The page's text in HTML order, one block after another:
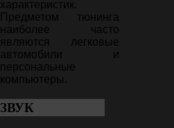
характеристик.
Предметом тюнинга
наиболее часто
являются легковые
автомобили и
персональные
компьютеры.
ЗВУК